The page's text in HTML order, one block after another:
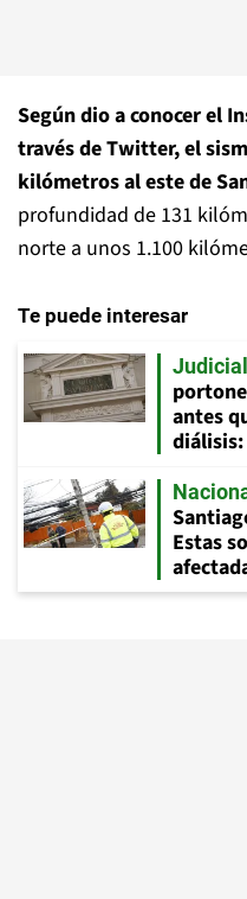
Según dio a conocer el
través de Twitter, el
kilómetros al este de
profundidad de 131
norte a unos 1.100
Te puede interesar
Judicial
antes
Estas